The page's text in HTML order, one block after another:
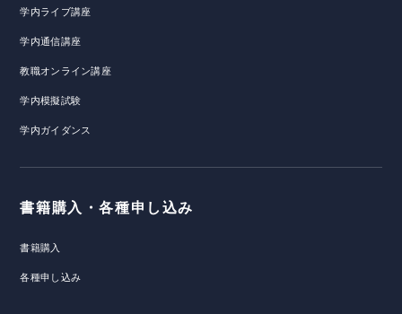
学内ライブ講座
学内通信講座
教職オンライン講座
学内模擬試験
学内ガイダンス
書籍購入・各種申し込み
書籍購入
各種申し込み